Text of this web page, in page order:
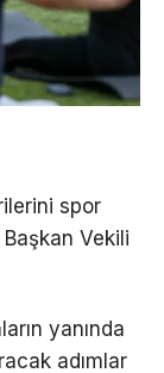
spor
Vekili
yanında
adımlar